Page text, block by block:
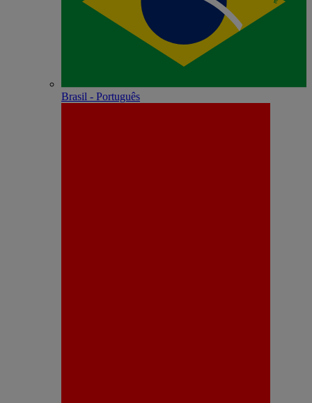
Brasil - Português